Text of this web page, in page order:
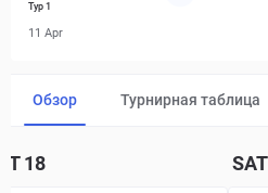
Тур 1
11 Apr
Обзор Турнирная таблица
18 SAT